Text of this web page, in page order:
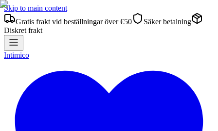
Skip to main content
Gratis frakt vid beställningar över €50
Säker betalning
Diskret frakt
Intimico